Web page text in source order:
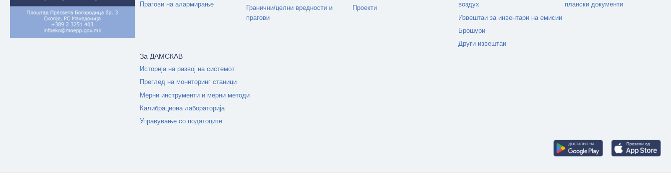
Прагови на алармирање
Гранични/целни вредности и
прагови
Проекти
воздух
Извештаи за инвентари на емисии
Брошури
Други извештаи
плански документи
За ДАМСКАВ
Историја на развој на системот
Преглед на мониторинг станици
Мерни инструменти и мерни методи
Калибрациона лабораторија
Управување со податоците